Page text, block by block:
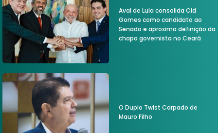
Aval de Lula consolida Cid
Gomes como candidato ao
Senado e aproxima definição da
chapa governista no Ceará
O Duplo Twist Carpado de
Mauro Filho